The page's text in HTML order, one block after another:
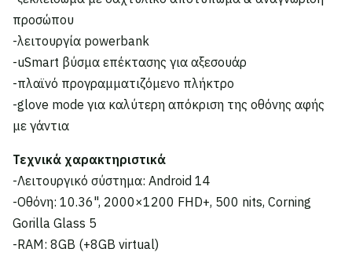
προσώπου
-λειτουργία powerbank
-uSmart βύσμα επέκτασης για αξεσουάρ
-πλαϊνό προγραμματιζόμενο πλήκτρο
-glove mode για καλύτερη απόκριση της οθόνης αφής
με γάντια
Τεχνικά χαρακτηριστικά
-Λειτουργικό σύστημα: Android 14
-Οθόνη: 10.36", 2000×1200 FHD+, 500 nits, Corning
Gorilla Glass 5
-RAM: 8GB (+8GB virtual)